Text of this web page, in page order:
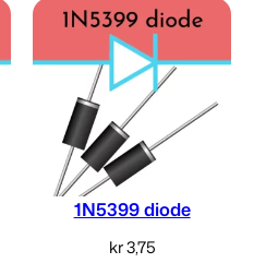
1N5399 diode
kr3,75